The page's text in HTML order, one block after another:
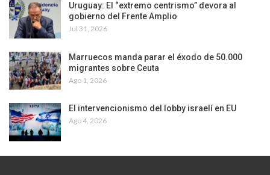
Uruguay: El “extremo centrismo” devora al
gobierno del Frente Amplio
Jul 31, 2026
Marruecos manda parar el éxodo de 50.000
migrantes sobre Ceuta
Ago 1, 2026
El intervencionismo del lobby israelí en EU
Ago 4, 2026